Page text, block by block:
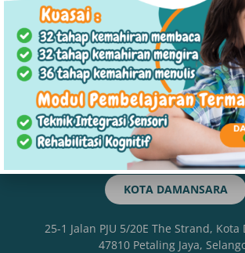
19-G, Jalan Kristal As7/As, Seksyen 7,
Alam, Selangor
KLANG
30-1, Jalan Desa Putera 43/KS08 Pusat
Kebun Tambahan, Desa Putra, 41200
KOTA DAMANSARA
25-1 Jalan PJU 5/20E The Strand,
47810 Petaling Jaya,